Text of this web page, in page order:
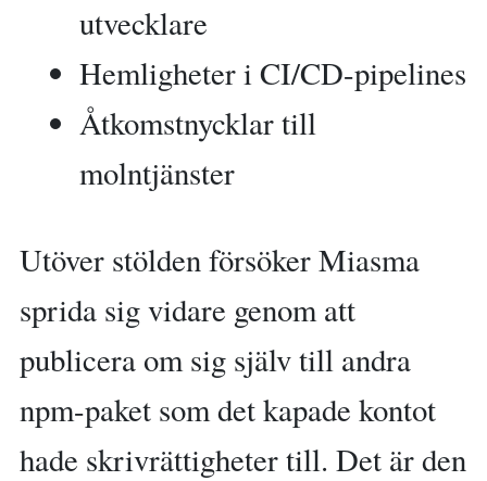
utvecklare
Hemligheter i CI/CD-pipelines
Åtkomstnycklar till
molntjänster
Utöver stölden försöker Miasma
sprida sig vidare genom att
publicera om sig själv till andra
npm-paket som det kapade kontot
hade skrivrättigheter till. Det är den